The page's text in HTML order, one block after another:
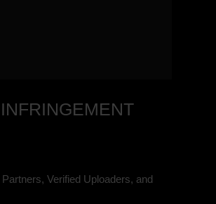
Verified Uploaders, and